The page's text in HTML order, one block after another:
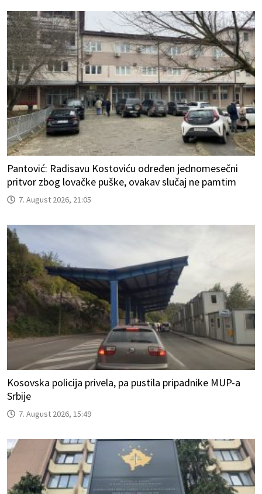
Pantović: Radisavu Kostoviću određen jednomesečni
pritvor zbog lovačke puške, ovakav slučaj ne pamtim
7. August 2026, 21:05
Kosovska policija privela, pa pustila pripadnike MUP-a
Srbije
7. August 2026, 15:49